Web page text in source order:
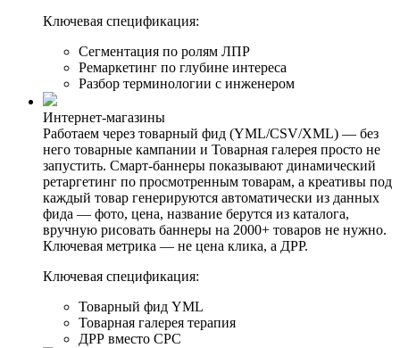
Ключевая спецификация:
Сегментация по ролям ЛПР
Ремаркетинг по глубине интереса
Разбор терминологии с инженером
Интернет-магазины
Работаем через товарный фид (YML/CSV/XML) — без
него товарные кампании и Товарная галерея просто не
запустить. Смарт-баннеры показывают динамический
ретаргетинг по просмотренным товарам, а креативы под
каждый товар генерируются автоматически из данных
фида — фото, цена, название берутся из каталога,
вручную рисовать баннеры на 2000+ товаров не нужно.
Ключевая метрика — не цена клика, а ДРР.
Ключевая спецификация:
Товарный фид YML
Товарная галерея терапия
ДРР вместо CPC